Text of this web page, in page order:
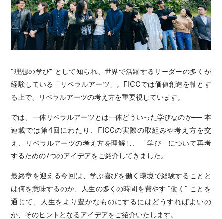
“理想の学び” として知られ、世界で活躍するリーダーの多くが
経験している「リベラルアーツ」。FICCでは価値創造を軸とす
る上で、リベラルアーツの考え方を重要視しています。
では、一体リベラルアーツとは一体どういった学びなのか── 本
連載では第4回にわたり、FICCの実際の取組みや考え方を交
え、リベラルアーツの考え方を理解し、「学び」について再考
するための7つのアイデアをご紹介してきました。
最終章を迎える今回は、学ぶ喜びを働く環境で経験することと
は何を意味するのか、人生の多くの時間を費やす “働く” ことを
通じて、人生をより豊かなものにするにはどうすればよいの
か、そのヒントとなるアイデアをご紹介いたします。